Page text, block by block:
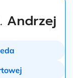
Andrzej